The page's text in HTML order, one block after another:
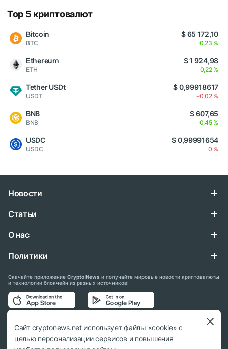
Top 5 криптовалют
Bitcoin
BTC
$ 65 172,10
0,23 %
Ethereum
ETH
$ 1 924,98
0,22 %
Tether USDt
USDT
$ 0,99918617
-0,02 %
BNB
BNB
$ 607,65
0,45 %
USDC
USDC
$ 0,99991654
0 %
Новости
Статьи
О нас
Политики
Скачайте приложение Crypto News и получайте мировые новости криптовалюты
и технологии блокчейн из разных источников:
Подписывайтесь на нас в социальных сетях:
Сайт cryptonews.net использует файлы «cookie» с
целью персонализации сервисов и повышения